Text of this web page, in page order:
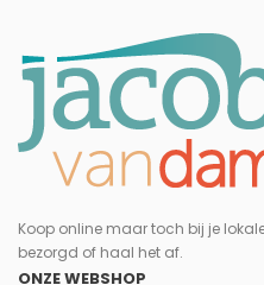
Koop online maar toch bij je
bezorgd of haal het af.
ONZE WEBSHOP